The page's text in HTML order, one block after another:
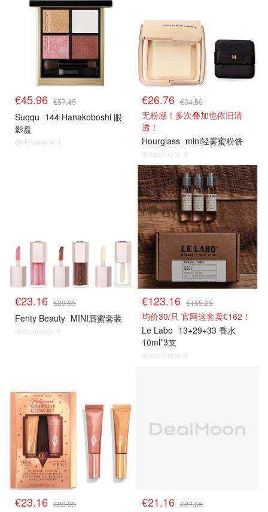
€45.96 €57.45
Suqqu 144 Hanakoboshi 眼
影盘
@dealmoon.it
€26.76 €34.50
无粉感！多次叠加也依旧清
透！
Hourglass mini轻雾蜜粉饼
@dealmoon.it
€23.16 €28.95
Fenty Beauty MINI唇蜜套装
@dealmoon.it
8折解禁
€123.16 €155.25
均价30/只 官网这套卖€162！
Le Labo 13+29+33 香水
10ml*3支
@dealmoon.it
€23.16 €28.95 €21.16 €27.60